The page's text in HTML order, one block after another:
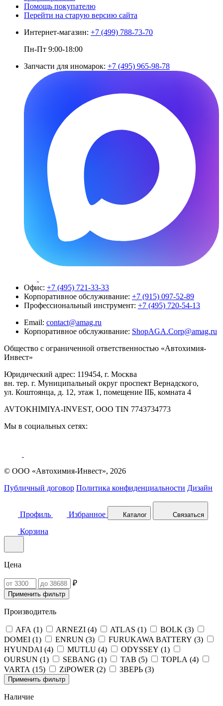
Помощь покупателю
Перейти на старую версию сайта
Интернет-магазин: +7 (499) 788-73-70
Пн-Пт 9:00-18:00
Запчасти для иномарок: +7 (495) 965-98-78
Офис: +7 (495) 721-33-33
Корпоративное обслуживание: +7 (915) 097-52-89
Профессиональный инструмент: +7 (495) 720-54-13
Email: contact@amag.ru
Корпоративное обслуживание: ShopAGA.Corp@amag.ru
Общество с ограниченной ответственностью «Автохимия-
Инвест»
Юридический адрес: 119454, г. Москва
вн. тер. г. Муниципальный округ проспект Вернадского,
ул. Коштоянца, д. 12, этаж 1, помещение IIБ, комната 4
AVTOKHIMIYA-INVEST, OOO TIN 7743734773
Мы в социальных сетях:
© ООО «Автохимия-Инвест», 2026
Публичный договор Политика конфиденциальности Дизайн
Профиль Избранное Каталог Связаться
Корзина
Цена
₽
Применить фильтр
Производитель
AFA (1) ARNEZI (4) ATLAS (1) BOLK (3)
DOMEI (1) ENRUN (3) FURUKAWA BATTERY (3)
HYUNDAI (4) MUTLU (4) ODYSSEY (1)
OURSUN (1) SEBANG (1) TAB (5) TOPLA (4)
VARTA (15) ZiPOWER (2) ЗВЕРЬ (3)
Применить фильтр
Наличие